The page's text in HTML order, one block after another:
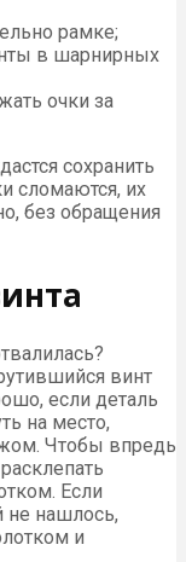
рамке;
в шарнирных
очки за
сохранить
сломаются, их
без обращения
винт
если деталь
на место,
Чтобы впредь
Если
не нашлось,
и